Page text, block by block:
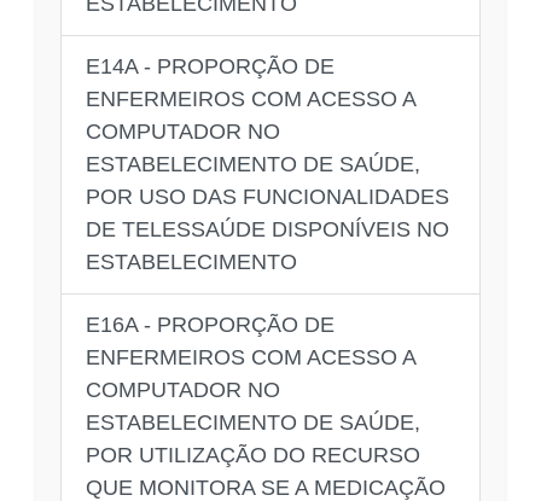
E14A - PROPORÇÃO DE
ENFERMEIROS COM ACESSO A
COMPUTADOR NO
ESTABELECIMENTO DE SAÚDE,
POR USO DAS FUNCIONALIDADES
DE TELESSAÚDE DISPONÍVEIS NO
ESTABELECIMENTO
E16A - PROPORÇÃO DE
ENFERMEIROS COM ACESSO A
COMPUTADOR NO
ESTABELECIMENTO DE SAÚDE,
POR UTILIZAÇÃO DO RECURSO
QUE MONITORA SE A MEDICAÇÃO